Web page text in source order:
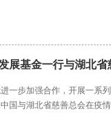
展基金一行与湖北
一步加强合作，开展一系
国与湖北省慈善总会在疫